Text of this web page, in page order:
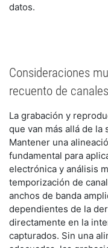
datos.
Consideraciones
recuento de canales
La grabación y
que van más allá de la
Mantener una
fundamental para
electrónica y análisis
temporización de
anchos de banda
dependientes de la
directamente en la
capturados. Sin una